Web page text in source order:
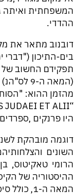
המשפחתית ואיתה
ההדדי.
דובנוב מתאר את
תפקידם החשוב של
(המאה ה-
מהזמן ההוא:
היו פרנקים
דוגמה מובהקת
השונים
ההיסטוריה של
המאה ה-1,